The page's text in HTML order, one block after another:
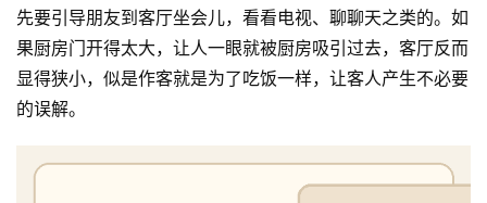
先要引导朋友到客厅坐会儿，看看电视、聊聊天之类的。如
果厨房门开得太大，让人一眼就被厨房吸引过去，客厅反而
显得狭小，似是作客就是为了吃饭一样，让客人产生不必要
的误解。